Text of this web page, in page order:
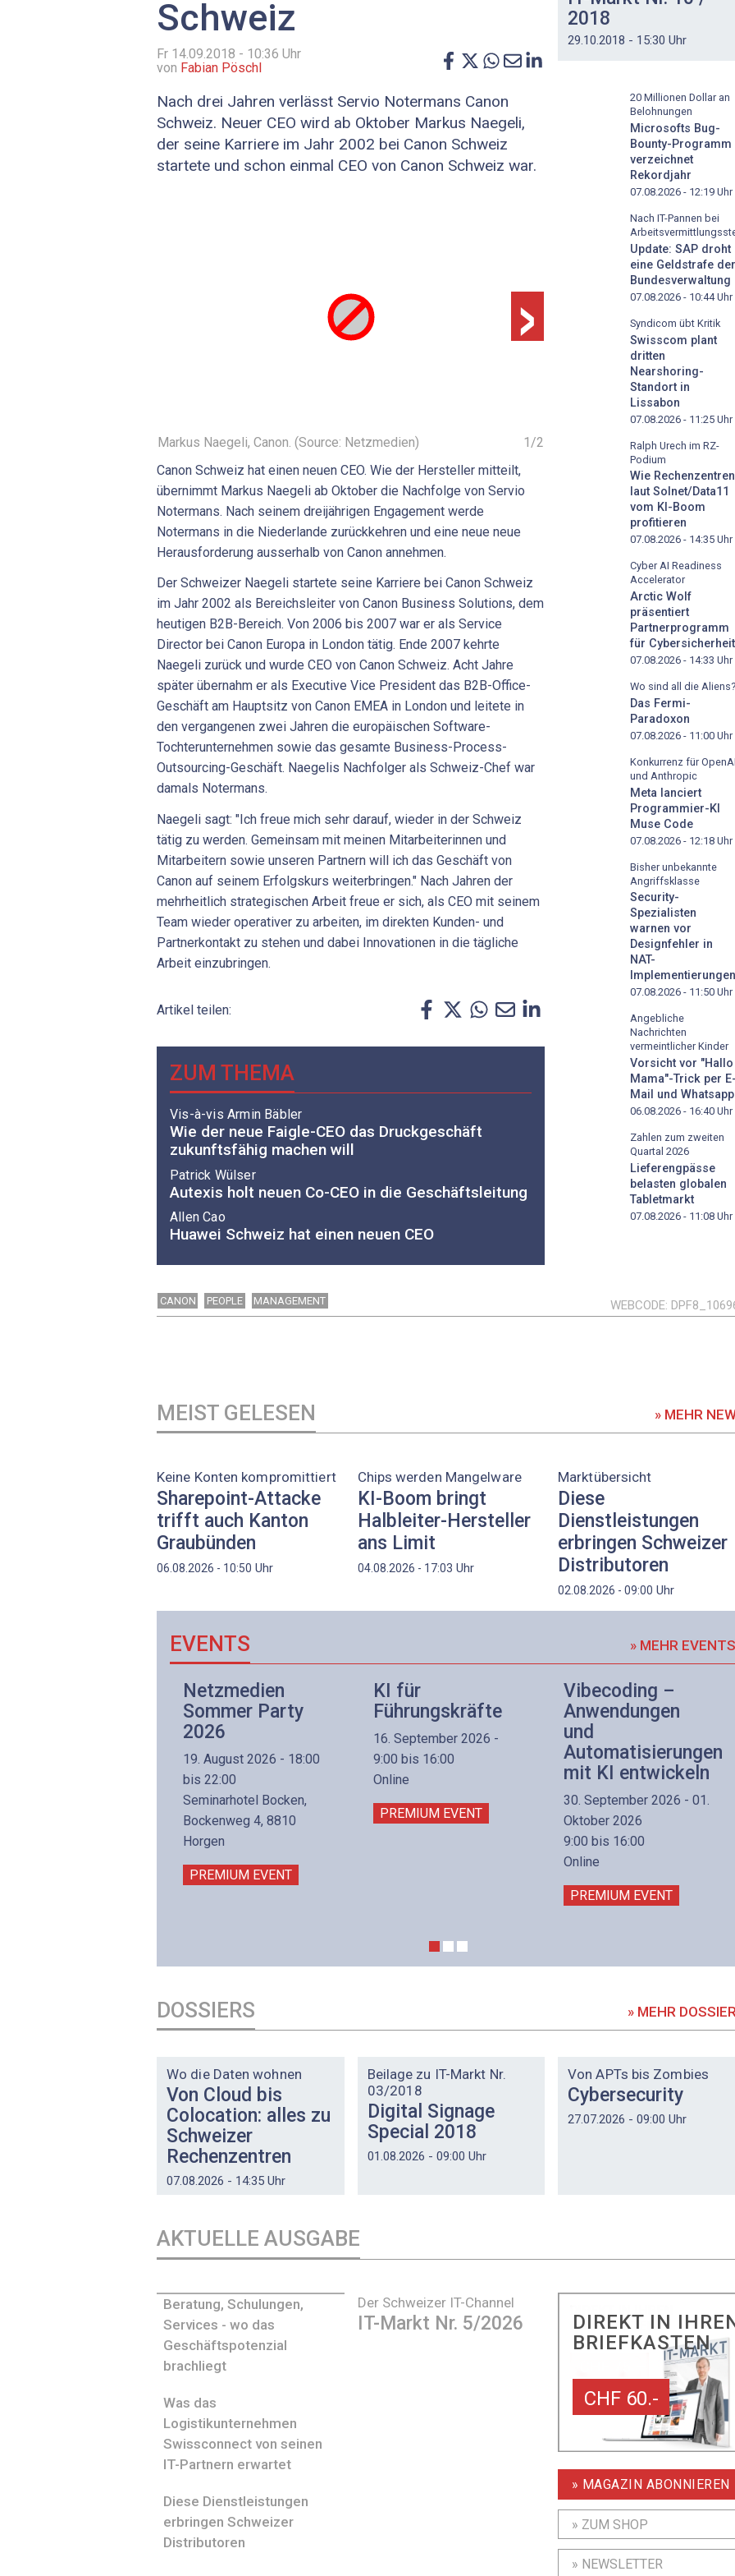
Schweiz
Fr 14.09.2018 - 10:36 Uhr
von Fabian Pöschl
Nach drei Jahren verlässt Servio Notermans Canon
Schweiz. Neuer CEO wird ab Oktober Markus Naegeli,
der seine Karriere im Jahr 2002 bei Canon Schweiz
startete und schon einmal CEO von Canon Schweiz war.
›
1 /2
Markus Naegeli, Canon. (Source: Netzmedien)
Canon Schweiz hat einen neuen CEO. Wie der Hersteller mitteilt,
übernimmt Markus Naegeli ab Oktober die Nachfolge von Servio
Notermans. Nach seinem dreijährigen Engagement werde
Notermans in die Niederlande zurückkehren und eine neue neue
Herausforderung ausserhalb von Canon annehmen.
Der Schweizer Naegeli startete seine Karriere bei Canon Schweiz
im Jahr 2002 als Bereichsleiter von Canon Business Solutions, dem
heutigen B2B-Bereich. Von 2006 bis 2007 war er als Service
Director bei Canon Europa in London tätig. Ende 2007 kehrte
Naegeli zurück und wurde CEO von Canon Schweiz. Acht Jahre
später übernahm er als Executive Vice President das B2B-Office-
Geschäft am Hauptsitz von Canon EMEA in London und leitete in
den vergangenen zwei Jahren die europäischen Software-
Tochterunternehmen sowie das gesamte Business-Process-
Outsourcing-Geschäft. Naegelis Nachfolger als Schweiz-Chef war
damals Notermans.
Naegeli sagt: "Ich freue mich sehr darauf, wieder in der Schweiz
tätig zu werden. Gemeinsam mit meinen Mitarbeiterinnen und
Mitarbeitern sowie unseren Partnern will ich das Geschäft von
Canon auf seinem Erfolgskurs weiterbringen." Nach Jahren der
mehrheitlich strategischen Arbeit freue er sich, als CEO mit seinem
Team wieder operativer zu arbeiten, im direkten Kunden- und
Partnerkontakt zu stehen und dabei Innovationen in die tägliche
Arbeit einzubringen.
Artikel teilen:
ZUM THEMA
Vis-à-vis Armin Bäbler
Wie der neue Faigle-CEO das Druckgeschäft
zukunftsfähig machen will
Patrick Wülser
Autexis holt neuen Co-CEO in die Geschäftsleitung
Allen Cao
Huawei Schweiz hat einen neuen CEO
2018
29.10.2018 - 15:30 Uhr
20 Millionen Dollar an
Belohnungen
Microsofts Bug-
Bounty-Programm
verzeichnet
Rekordjahr
07.08.2026 - 12:19 Uhr
Nach IT-Pannen bei
Update: SAP droht
eine Geldstrafe der
Bundesverwaltung
07.08.2026 - 10:44Uhr
Syndicom übt Kritik
Swisscom plant
dritten
Nearshoring-
Standort in
Lissabon
07.08.2026 - 11:25 Uhr
Ralph Urech im RZ-
Podium
Wie Rechenzentren
laut Solnet/Data11
vom KI-Boom
profitieren
07.08.2026 - 14:35 Uhr
Cyber AI Readiness
Accelerator
Arctic Wolf
präsentiert
Partnerprogramm
für Cybersicherheit
07.08.2026 - 14:33 Uhr
Wo sind all die Aliens?
Das Fermi-
Paradoxon
07.08.2026 - 11:00 Uhr
Konkurrenz für OpenAI
und Anthropic
Meta lanciert
Programmier-KI
Muse Code
07.08.2026 - 12:18 Uhr
Bisher unbekannte
Angriffsklasse
Security-
Spezialisten
warnen vor
Designfehler in
NAT-
Implementierungen
07.08.2026 - 11:50 Uhr
Angebliche
Nachrichten
vermeintlicher Kinder
Vorsicht vor "Hallo
Mama"-Trick per E-
Mail und Whatsapp
06.08.2026 - 16:40 Uhr
Zahlen zum zweiten
Quartal 2026
Lieferengpässe
belasten globalen
Tabletmarkt
07.08.2026 - 11:08 Uhr
CANON PEOPLE MANAGEMENT WEBCODE
MEIST GELESEN » MEHR
Keine Konten kompromittiert
Sharepoint-Attacke
trifft auch Kanton
Graubünden
06.08.2026 - 10:50 Uhr
Chips werden Mangelware
KI-Boom bringt
Halbleiter-Hersteller
ans Limit
04.08.2026 - 17:03 Uhr
Marktübersicht
Diese
Dienstleistungen
erbringen Schweizer
Distributoren
02.08.2026 - 09:00 Uhr
EVENTS » MEHR EVENTS
Netzmedien
Sommer Party
2026
19. August 2026 - 18:00
bis 22:00
Seminarhotel Bocken,
Bockenweg 4, 8810
Horgen
PREMIUM EVENT
KI für
Führungskräfte
16. September 2026 -
9:00 bis 16:00
Online
PREMIUM EVENT
Vibecoding –
Anwendungen
und
Automatisierungen
mit KI entwickeln
30. September 2026 - 01.
Oktober 2026
9:00 bis 16:00
Online
PREMIUM EVENT
DOSSIERS » MEHR
Wo die Daten wohnen
Von Cloud bis
Colocation: alles zu
Schweizer
Rechenzentren
07.08.2026 - 14:35 Uhr
Beilage zu IT-Markt Nr.
03/2018
Digital Signage
Special 2018
01.08.2026 - 09:00 Uhr
Von APTs bis Zombies
Cybersecurity
27.07.2026 - 09:00 Uhr
AKTUELLE AUSGABE
Der Schweizer IT-Channel
IT-Markt Nr. 5/2026
Beratung, Schulungen,
Services - wo das
Geschäftspotenzial
brachliegt
Was das
Logistikunternehmen
Swissconnect von seinen
IT-Partnern erwartet
Diese Dienstleistungen
erbringen Schweizer
Distributoren
DIREKT IN
BRIEFKASTEN
CHF 60.-
» MAGAZIN ABONNIEREN
» ZUM SHOP
» NEWSLETTER